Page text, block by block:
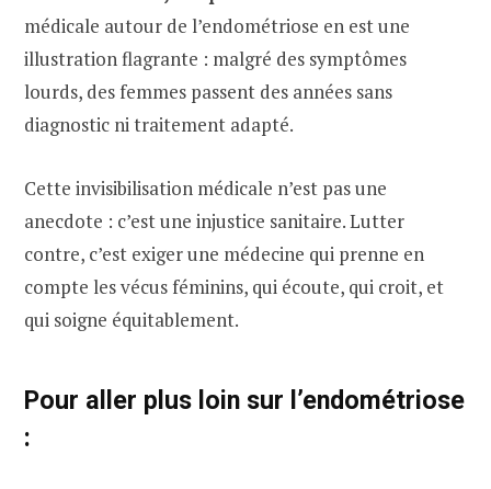
médicale autour de l’endométriose en est une
illustration flagrante : malgré des symptômes
lourds, des femmes passent des années sans
diagnostic ni traitement adapté.
Cette invisibilisation médicale n’est pas une
anecdote : c’est une injustice sanitaire. Lutter
contre, c’est exiger une médecine qui prenne en
compte les vécus féminins, qui écoute, qui croit, et
qui soigne équitablement.
Pour aller plus loin sur l’endométriose
: